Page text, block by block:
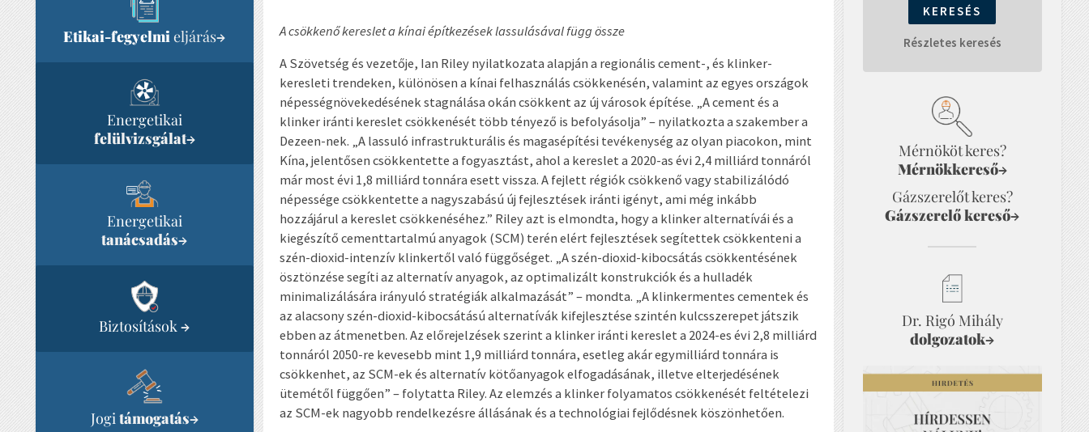
Etikai-fegyelmieljárás→
Energetikai
felülvizsgálat→
Energetikai
tanácsadás→
Biztosítások→
Jogi támogatás→
A csökkenő kereslet a kínai építkezések lassulásával függ össze
A Szövetség és vezetője, Ian Riley nyilatkozata alapján a regionális cement-, és klinker-
keresleti trendeken, különösen a kínai felhasználás csökkenésén, valamint az egyes országok
népességnövekedésének stagnálása okán csökkent az új városok építése. „A cement és a
klinker iránti kereslet csökkenését több tényező is befolyásolja” – nyilatkozta a szakember a
Dezeen-nek. „A lassuló infrastrukturális és magasépítési tevékenység az olyan piacokon, mint
Kína, jelentősen csökkentette a fogyasztást, ahol a kereslet a 2020-as évi 2,4 milliárd tonnáról
már most évi 1,8 milliárd tonnára esett vissza. A fejlett régiók csökkenő vagy stabilizálódó
népessége csökkentette a nagyszabású új fejlesztések iránti igényt, ami még inkább
hozzájárul a kereslet csökkenéséhez.” Riley azt is elmondta, hogy a klinker alternatívái és a
kiegészítő cementtartalmú anyagok (SCM) terén elért fejlesztések segítettek csökkenteni a
szén-dioxid-intenzív klinkertől való függőséget. „A szén-dioxid-kibocsátás csökkentésének
ösztönzése segíti az alternatív anyagok, az optimalizált konstrukciók és a hulladék
minimalizálására irányuló stratégiák alkalmazását” – mondta. „A klinkermentes cementek és
az alacsony szén-dioxid-kibocsátású alternatívák kifejlesztése szintén kulcsszerepet játszik
ebben az átmenetben. Az előrejelzések szerint a klinker iránti kereslet a 2024-es évi 2,8 milliárd
tonnáról 2050-re kevesebb mint 1,9 milliárd tonnára, esetleg akár egymilliárd tonnára is
csökkenhet, az SCM-ek és alternatív kötőanyagok elfogadásának, illetve elterjedésének
ütemétől függően” – folytatta Riley. Az elemzés a klinker folyamatos csökkenését feltételezi
az SCM-ek nagyobb rendelkezésre állásának és a technológiai fejlődésnek köszönhetően.
Részletes keresés
Mérnököt keres?
Mérnökkereső→
Gázszerelőt keres?
Gázszerelő kereső→
Dr. Rigó Mihály
dolgozatok→